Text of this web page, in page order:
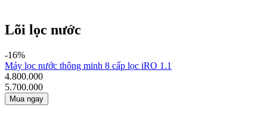
Lõi lọc nước
-16%
Máy lọc nước thông minh 8 cấp lọc iRO 1.1
4.800.000
5.700.000
Mua ngay